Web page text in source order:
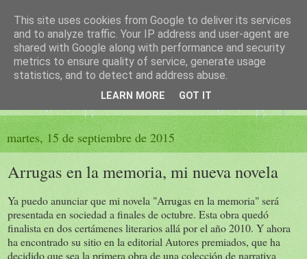
El sueño de las palabras
PÁGINA LITERARIA DE FELISA MORENO
martes, 15 de septiembre de 2015
Arrugas en la memoria, mi nueva novela
Ya puedo anunciar que mi novela "Arrugas en la memoria" será
presentada en sociedad a finales de octubre. Esta obra quedó
finalista en dos certámenes literarios allá por el año 2010. Y ahora
ha encontrado su sitio en la editorial Autores premiados, que ha
decidido que sea la primera obra de una colección de narrativa
This site uses cookies from Google to deliver its services
and to analyze traffic. Your IP address and user-agent are
shared with Google along with performance and security
metrics to ensure quality of service, generate usage
statistics, and to detect and address abuse.
LEARN MORE GOT IT